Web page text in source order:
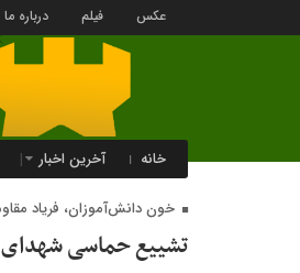
عکس فیلم درباره ما
خانه آخرین اخبار
خون دانش‌آموزان، فریاد
تشییع حماسی شهدای